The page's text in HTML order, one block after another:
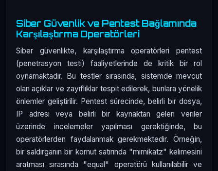
Siber Güvenlik ve Pentest Bağlamında
Karşılaştırma Operatörleri
Siber güvenlikte, karşılaştırma operatörleri pentest
(penetrasyon testi) faaliyetlerinde de kritik bir rol
oynamaktadır. Bu testler sırasında, sistemde mevcut
olan açıklar ve zayıflıklar tespit edilerek, bunlara yönelik
önlemler geliştirilir. Pentest sürecinde, belirli bir dosya,
IP adresi veya belirli bir kaynaktan gelen veriler
üzerinde incelemeler yapılması gerektiğinde, bu
operatörlerden faydalanmak gerekmektedir. Örneğin,
bir saldırganın bir komut satırında "mimikatz" kelimesini
aratması sırasında "equal" operatörü kullanılabilir ve